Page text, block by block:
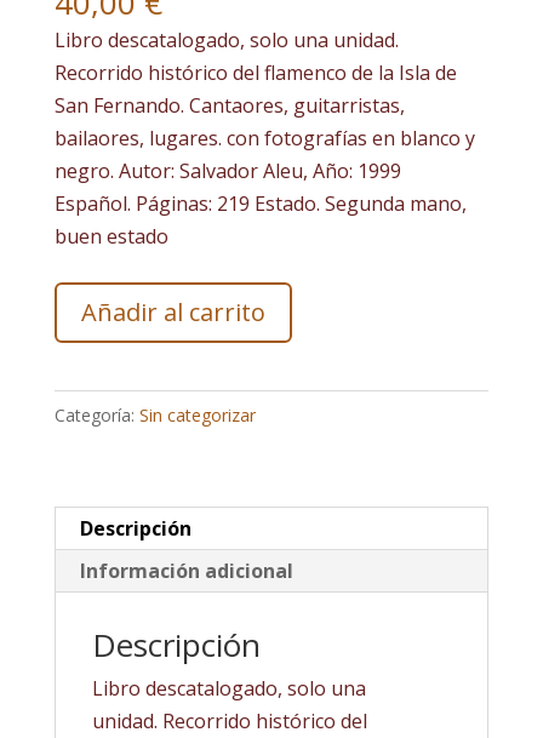
Libro descatalogado, solo una unidad.
Recorrido histórico del flamenco de la Isla de
San Fernando. Cantaores, guitarristas,
bailaores, lugares. con fotografías en blanco y
negro. Autor: Salvador Aleu, Año: 1999
Español. Páginas: 219 Estado. Segunda mano,
buen estado
Libro
Flamencos
La
Isla
recuerdo
cantidad
Añadir al carrito
Categoría: Sin categorizar
Descripción
Información adicional
Descripción
Libro descatalogado, solo una
unidad. Recorrido histórico del